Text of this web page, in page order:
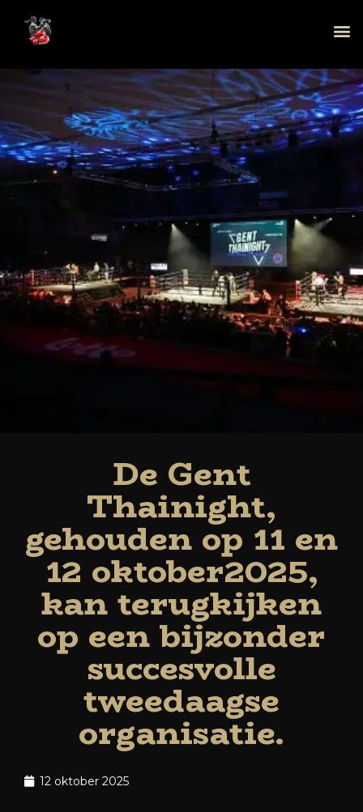
De Gent
Thainight,
gehouden op 11 en
12 oktober2025,
kan terugkijken
op een bijzonder
succesvolle
tweedaagse
organisatie.
12 oktober 2025